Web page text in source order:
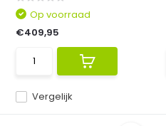
Vergelijk
Op voorraad
€409,95